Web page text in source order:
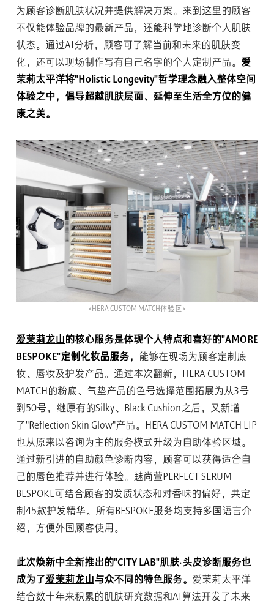
为顾客诊断肌肤状况并提供解决方案。来到这里的顾客
不仅能体验品牌的最新产品，还能科学地诊断个人肌肤
状态。通过AI分析，顾客可了解当前和未来的肌肤变
化，还可以现场制作写有自己名字的个人定制产品。 爱
茉莉太平洋将"Holistic Longevity"哲学理念融入整体空间
体验之中，倡导超越肌肤层面、延伸至生活全方位的健
康之美。
<HERA CUSTOM MATCH体验区>
爱茉莉龙山 的核心服务是体现个人特点和喜好的"AMORE
BESPOKE"定制化妆品服务， 能够在现场为顾客定制底
妆、唇妆及护发产品。通过本次翻新，HERA CUSTOM
MATCH的粉底、气垫产品的色号选择范围拓展为从3号
到50号，继原有的Silky、Black Cushion之后，又新增
了"Reflection Skin Glow"产品。HERA CUSTOM MATCH LIP
也从原来以咨询为主的服务模式升级为自助体验区域。
通过新引进的自助颜色诊断内容，顾客可以获得适合自
己的唇色推荐并进行体验。魅尚萱PERFECT SERUM
BESPOKE可结合顾客的发质状态和对香味的偏好，共定
制45款护发精华。所有BESPOKE服务均支持多国语言介
绍，方便外国顾客使用。
此次焕新中全新推出的"CITY LAB"肌肤·头皮诊断服务也
成为了爱茉莉龙山 与众不同的特色服务。 爱茉莉太平洋
结合数十年来积累的肌肤研究数据和AI算法开发了未来